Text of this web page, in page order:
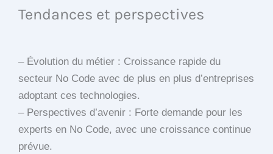
Tendances et perspectives
– Évolution du métier : Croissance rapide du
secteur No Code avec de plus en plus d’entreprises
adoptant ces technologies.
– Perspectives d’avenir : Forte demande pour les
experts en No Code, avec une croissance continue
prévue.